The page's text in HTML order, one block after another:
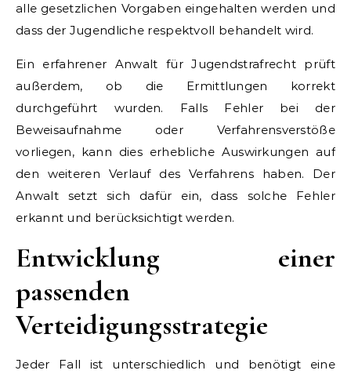
alle gesetzlichen Vorgaben eingehalten werden und
dass der Jugendliche respektvoll behandelt wird.
Ein erfahrener Anwalt für Jugendstrafrecht prüft
außerdem, ob die Ermittlungen korrekt
durchgeführt wurden. Falls Fehler bei der
Beweisaufnahme oder Verfahrensverstöße
vorliegen, kann dies erhebliche Auswirkungen auf
den weiteren Verlauf des Verfahrens haben. Der
Anwalt setzt sich dafür ein, dass solche Fehler
erkannt und berücksichtigt werden.
Entwicklung einer
passenden
Verteidigungsstrategie
Jeder Fall ist unterschiedlich und benötigt eine